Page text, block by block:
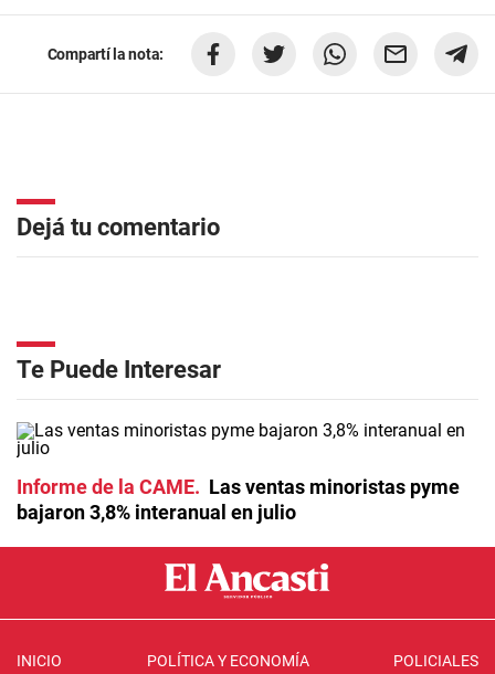
Compartí la nota:
Dejá tu comentario
Te Puede Interesar
Informe de la CAME
Las ventas minoristas pyme
bajaron 3,8% interanual en julio
INICIO POLÍTICA Y ECONOMÍA POLICIALES